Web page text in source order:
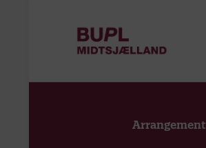
Arrangement